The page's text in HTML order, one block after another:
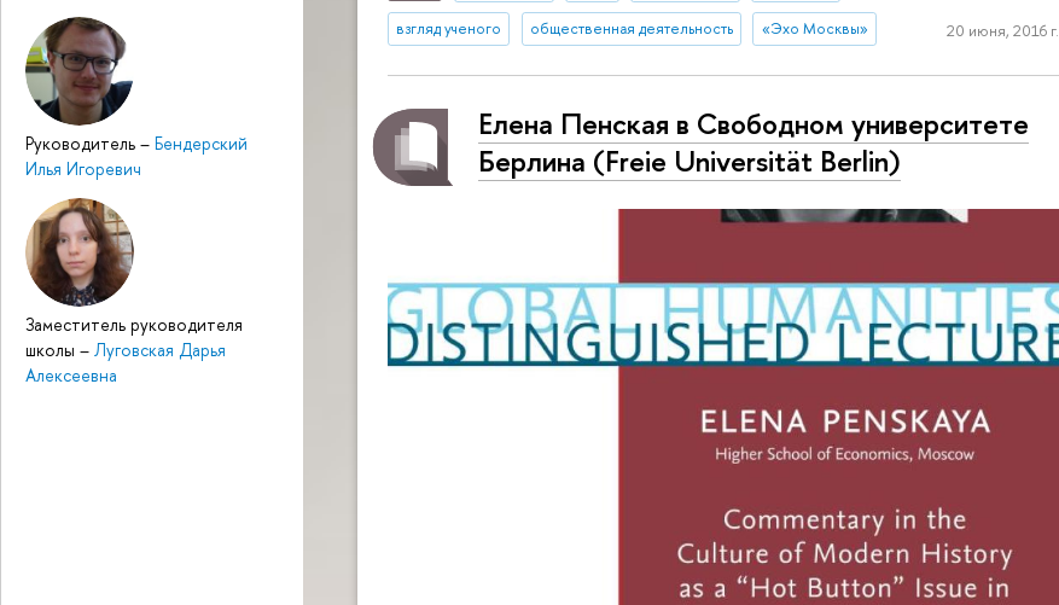
Руководитель – Бендерский
Илья Игоревич
Заместитель руководителя
школы – Луговская Дарья
Алексеевна
взгляд ученого общественная деятельность «Эхо Москвы» 20 июня, 2016 г.
Елена Пенская в Свободном университете
Берлина (Freie Universität Berlin)